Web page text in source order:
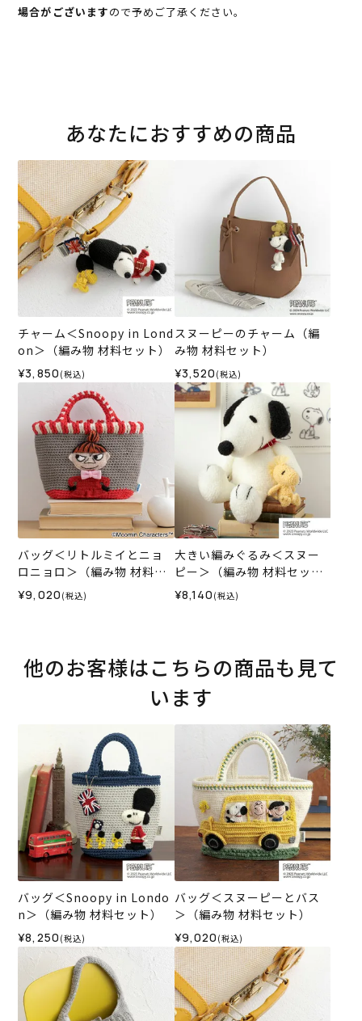
場合がございますので予めご了承ください。
あなたにおすすめの商品
チャーム＜Snoopy in Lond
on＞（編み物 材料セット）
¥3,850 (税込)
スヌーピーのチャーム（編
み物 材料セット）
¥3,520 (税込)
バッグ＜リトルミイとニョ
ロニョロ＞（編み物 材料セ
ット）
¥9,020 (税込)
大きい編みぐるみ＜スヌー
ピー＞（編み物 材料セッ
ト）
¥8,140 (税込)
他のお客様はこちらの商品も見て
います
バッグ＜Snoopy in Londo
n＞（編み物 材料セット）
¥8,250 (税込)
バッグ＜スヌーピーとバス
＞（編み物 材料セット）
¥9,020 (税込)